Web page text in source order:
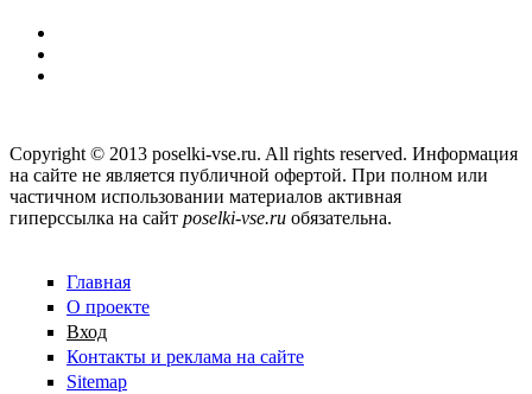
Copyright © 2013 poselki-vse.ru. All rights reserved. Информация
на сайте не является публичной офертой. При полном или
частичном использовании материалов активная
гиперссылка на сайт poselki-vse.ru​ обязательна.
Главная
О проекте
Вход
Контакты и реклама на сайте
Sitemap